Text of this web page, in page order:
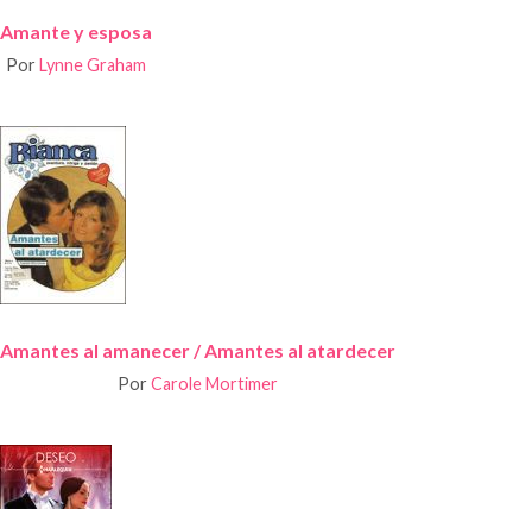
Amante y esposa
Por Lynne Graham
Amantes al amanecer / Amantes al atardecer
Por Carole Mortimer